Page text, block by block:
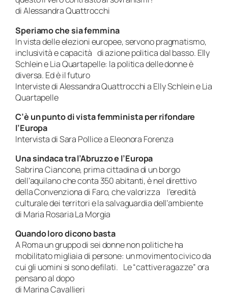
di Alessandra Quattrocchi
Speriamo che sia femmina
In vista delle elezioni europee, servono pragmatismo,
inclusività e capacità di azione politica dal basso. Elly
Schlein e Lia Quartapelle: la politica delle donne è
diversa. Ed è il futuro
Interviste di Alessandra Quattrocchi a Elly Schlein e Lia
Quartapelle
C’è un punto di vista femminista per rifondare
l’Europa
Intervista di Sara Pollice a Eleonora Forenza
Una sindaca tra l’Abruzzo e l’Europa
Sabrina Ciancone, prima cittadina di un borgo
dell’aquilano che conta 350 abitanti, è nel direttivo
della Convenziona di Faro, che valorizza l’eredità
culturale dei territori e la salvaguardia dell’ambiente
di Maria Rosaria La Morgia
Quando loro dicono basta
A Roma un gruppo di sei donne non politiche ha
mobilitato migliaia di persone: un movimento civico da
cui gli uomini si sono defilati. Le “cattive ragazze” ora
pensano al dopo
di Marina Cavallieri